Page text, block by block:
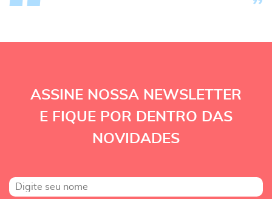
ASSINE NOSSA NEWSLETTER
E FIQUE POR DENTRO DAS
NOVIDADES